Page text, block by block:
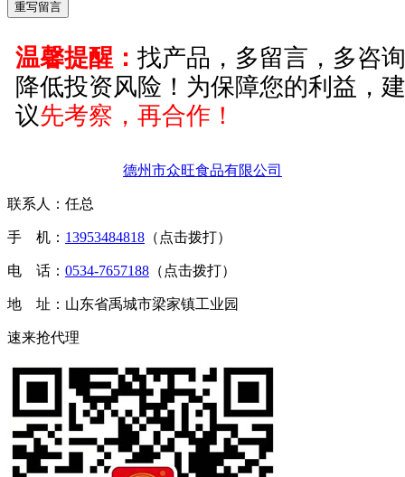
温馨提醒： 找产品，多留言，多咨询
降低投资风险！为保障您的利益，建
议先考察，再合作！
德州市众旺食品有限公司
联系人：任总
手 机： 13953484818 （点击拨打）
电 话： 0534-7657188 （点击拨打）
地 址：山东省禹城市梁家镇工业园
速来抢代理